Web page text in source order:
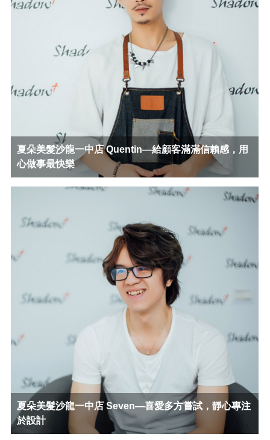
夏朵美髮沙龍一中店 Quentin—給顧客滿滿信賴感，用
心做事最快樂
夏朵美髮沙龍一中店 Seven—喜愛多方嘗試，靜心專注
於設計